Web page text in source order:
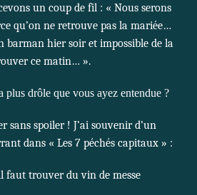
un coup de fil : « Nous serons
qu’on ne retrouve pas la mariée…
barman hier soir et impossible de la
ce matin… ».
plus drôle que vous ayez entendue ?
sans spoiler ! J’ai souvenir d’un
dans « Les 7 péchés capitaux » :
faut trouver du vin de messe